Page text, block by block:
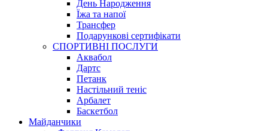
День Народження
Їжа та напої
Трансфер
Подарункові сертифікати
СПОРТИВНІ ПОСЛУГИ
Аквабол
Дартс
Петанк
Настільний теніс
Арбалет
Баскетбол
Майданчики